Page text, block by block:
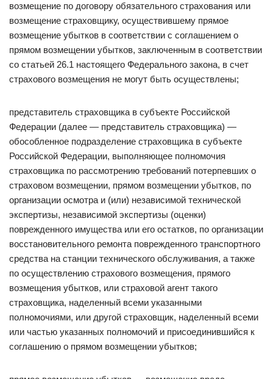
возмещение по договору обязательного страхования или
возмещение страховщику, осуществившему прямое
возмещение убытков в соответствии с соглашением о
прямом возмещении убытков, заключенным в соответствии
со статьей 26.1 настоящего Федерального закона, в счет
страхового возмещения не могут быть осуществлены;
представитель страховщика в субъекте Российской
Федерации (далее — представитель страховщика) —
обособленное подразделение страховщика в субъекте
Российской Федерации, выполняющее полномочия
страховщика по рассмотрению требований потерпевших о
страховом возмещении, прямом возмещении убытков, по
организации осмотра и (или) независимой технической
экспертизы, независимой экспертизы (оценки)
поврежденного имущества или его остатков, по организации
восстановительного ремонта поврежденного транспортного
средства на станции технического обслуживания, а также
по осуществлению страхового возмещения, прямого
возмещения убытков, или страховой агент такого
страховщика, наделенный всеми указанными
полномочиями, или другой страховщик, наделенный всеми
или частью указанных полномочий и присоединившийся к
соглашению о прямом возмещении убытков;